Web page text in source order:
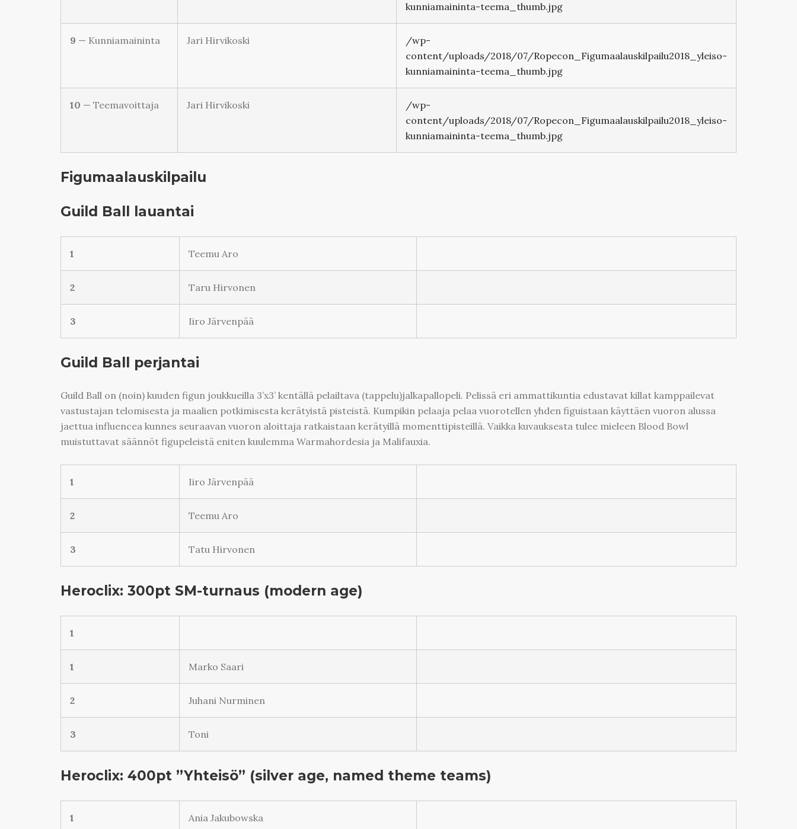
kunniamaininta-teema_thumb.jpg
9 — Kunniamaininta Jari Hirvikoski
/wp-
content/uploads/2018/07/Ropecon_Figumaalauskilpailu2018_yleiso-
kunniamaininta-teema_thumb.jpg
10 — Teemavoittaja Jari Hirvikoski
/wp-
content/uploads/2018/07/Ropecon_Figumaalauskilpailu2018_yleiso-
kunniamaininta-teema_thumb.jpg
Figumaalauskilpailu
Guild Ball lauantai
1 Teemu Aro
2 Taru Hirvonen
3 Iiro Järvenpää
Guild Ball perjantai
Guild Ball on (noin) kuuden figun joukkueilla 3’x3’ kentällä pelailtava (tappelu)jalkapallopeli. Pelissä eri ammattikuntia edustavat killat kamppailevat
vastustajan telomisesta ja maalien potkimisesta kerätyistä pisteistä. Kumpikin pelaaja pelaa vuorotellen yhden figuistaan käyttäen vuoron alussa
jaettua influencea kunnes seuraavan vuoron aloittaja ratkaistaan kerätyillä momenttipisteillä. Vaikka kuvauksesta tulee mieleen Blood Bowl
muistuttavat säännöt figupeleistä eniten kuulemma Warmahordesia ja Malifauxia.
1 Iiro Järvenpää
2 Teemu Aro
3 Tatu Hirvonen
Heroclix: 300pt SM-turnaus (modern age)
1
1 Marko Saari
2 Juhani Nurminen
3 Toni
Heroclix: 400pt ”Yhteisö” (silver age, named theme teams)
1 Ania Jakubowska